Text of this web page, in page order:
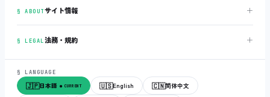
§ ABOUTサイト情報 ＋
§ LEGAL法務・規約 ＋
§ LANGUAGE
🇯🇵日本語 ● CURRENT 🇺🇸English 🇨🇳简体中文